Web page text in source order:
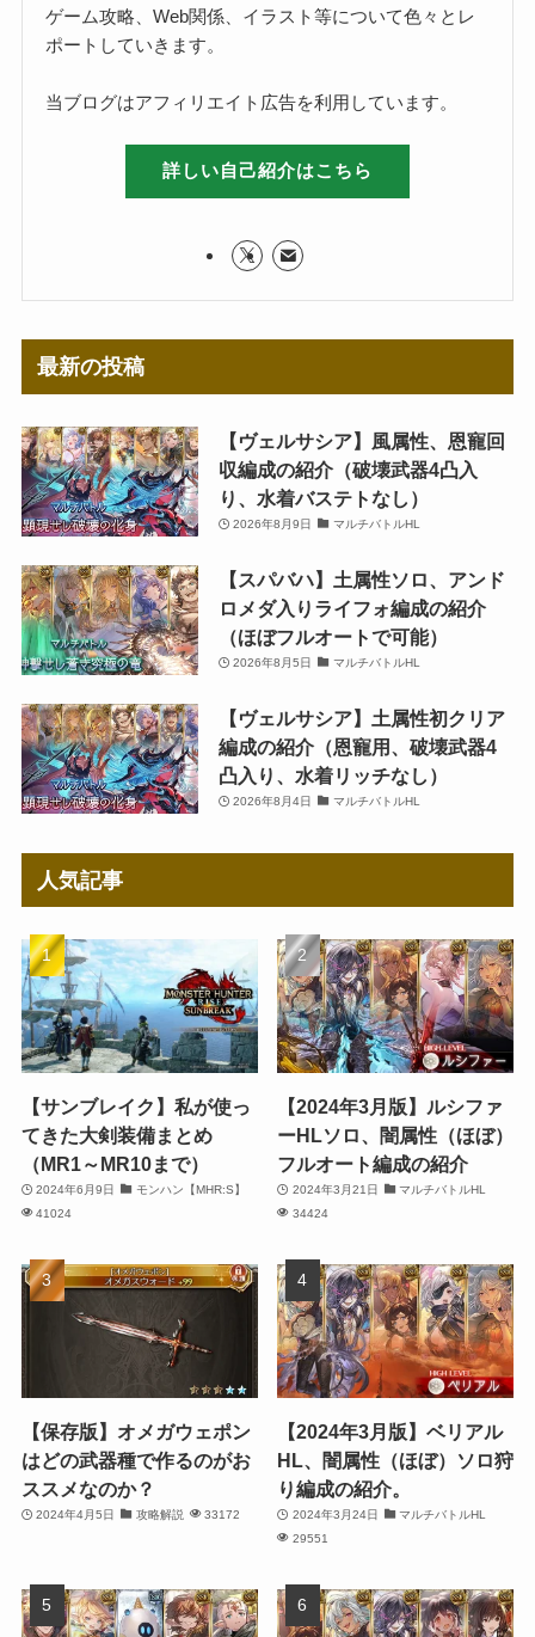
ゲーム攻略、Web関係、イラスト等について色々とレ
ポートしていきます。
当ブログはアフィリエイト広告を利用しています。
詳しい自己紹介はこちら
最新の投稿
【ヴェルサシア】風属性、恩寵回
収編成の紹介（破壊武器4凸入
り、水着バステトなし）
2026年8月9日 マルチバトルHL
【スパバハ】土属性ソロ、アンド
ロメダ入りライフォ編成の紹介
（ほぼフルオートで可能）
2026年8月5日 マルチバトルHL
【ヴェルサシア】土属性初クリア
編成の紹介（恩寵用、破壊武器4
凸入り、水着リッチなし）
2026年8月4日 マルチバトルHL
人気記事
【サンブレイク】私が使っ
てきた大剣装備まとめ
（MR1～MR10まで）
2024年6月9日
モンハン【MHR:S】
41024
【2024年3月版】ルシファ
ーHLソロ、闇属性（ほぼ）
フルオート編成の紹介
2024年3月21日
マルチバトルHL
34424
【保存版】オメガウェポン
はどの武器種で作るのがお
ススメなのか？
2024年4月5日 攻略解説 33172
【2024年3月版】ベリアル
HL、闇属性（ほぼ）ソロ狩
り編成の紹介。
2024年3月24日
マルチバトルHL
29551